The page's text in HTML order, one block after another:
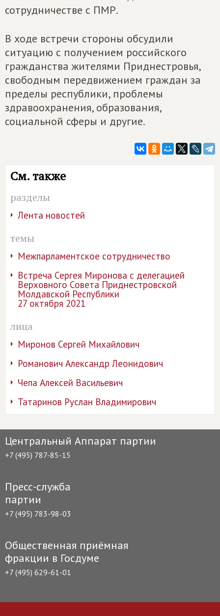
сотрудничестве с ПМР.
В ходе встречи стороны обсудили
ситуацию с получением российского
гражданства жителями Приднестровья,
свободным передвижением граждан за
пределы республики, проблемы
здравоохранения, образования,
социальной сферы и другие.
См. также
разделы
Лента новостей
темы
Межпарламентское сотрудничество
Встреча Сергея Миронова с делегацией
Верховного Совета Приднестровской
Молдавской Республики
27 октября 2021
лица
Миронов Сергей Михайлович
Романович Александр Леонидович
Чепа Алексей Васильевич
Татаринов Руслан Владимирович
Центральный Аппарат партии
+7 (495) 787-85-15
Пресс-служба
партии
+7 (495) 783-98-03
Общественная приёмная
фракции в Госдуме
+7 (495) 629-61-01